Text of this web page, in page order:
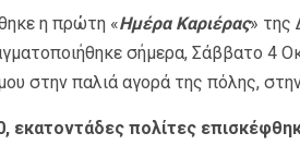
η πρώτη «Ημέρα Καριέρας» της
σήμερα, Σάββατο 4
στην παλιά αγορά της πόλης,
εκατοντάδες πολίτες